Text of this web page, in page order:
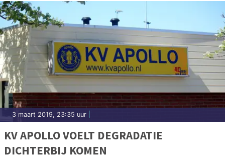
3 maart 2019, 23:35 uur
KV APOLLO VOELT DEGRADATIE
DICHTERBIJ KOMEN